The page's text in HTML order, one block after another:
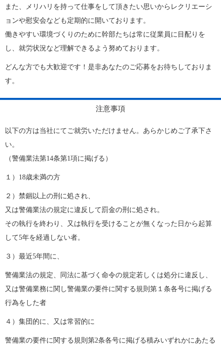
また、メリハリを持って仕事をして頂きたい思いからレクリエーシ
ョンや慰安会なども定期的に開いております。
働きやすい環境づくりのために幹部たちは常に従業員に目配りを
し、就労状況など理解できるよう努めております。
どんな方でも大歓迎です！是非あなたのご応募をお待ちしておりま
す。
注意事項
以下の方は当社にてご就労いただけません。あらかじめご了承下さ
い。
（警備業法第14条第1項に掲げる）
１）18歳未満の方
２）禁錮以上の刑に処され、
又は警備業法の規定に違反して罰金の刑に処され。
その執行を終わり、又は執行を受けることが無くなった日から起算
して5年を経過しない者。
３）最近5年間に、
警備業法の規定、同法に基づく命令の規定若しくは処分に違反し、
又は警備業務に関し警備業の要件に関する規則第１条各号に掲げる
行為をした者
４）集団的に、又は常習的に
警備業の要件に関する規則第2条各号に掲げる積みいずれかにあたる